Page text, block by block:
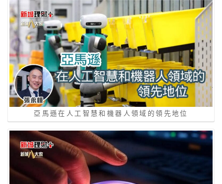
亞馬遜在人工智慧和機器人領域的領先地位